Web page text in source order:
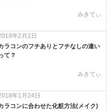
みきてぃ
年2月2日
ラコンのフチありとフチなしの違い
て？
みきてぃ
年1月24日
ラコンに合わせた化粧方法(メイク)